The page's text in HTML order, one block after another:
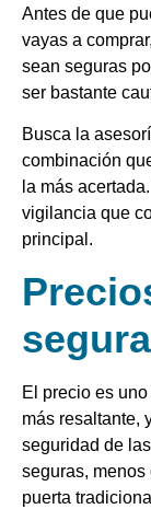
Antes de que
vayas a
sean seguras
ser bastante
Busca la
combinación
la más
vigilancia que
principal.
El precio es
más resaltante,
seguridad de
seguras,
puerta